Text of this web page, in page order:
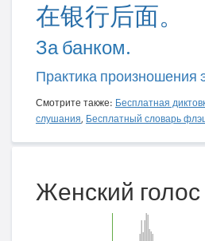
在银行后面。
За банком.
Практика произношения
Смотрите также: Бесплатная
слушания, Бесплатный словарь
Женский голос